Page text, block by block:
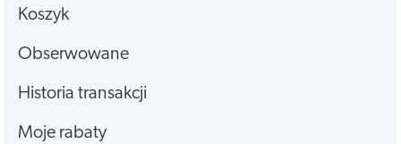
Koszyk
Obserwowane
Historia transakcji
Moje rabaty